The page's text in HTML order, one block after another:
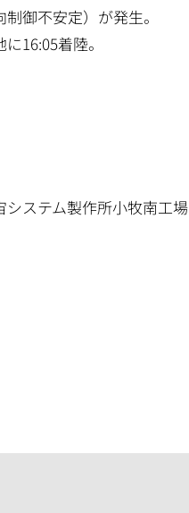
御不安定）が発生。
16:05着陸。
ステム製作所小牧南工場